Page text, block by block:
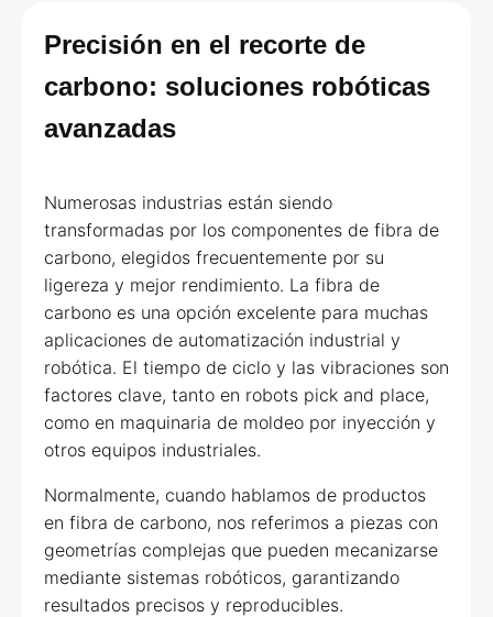
Precisión en el recorte de
carbono: soluciones robóticas
avanzadas
Numerosas industrias están siendo
transformadas por los componentes de fibra de
carbono, elegidos frecuentemente por su
ligereza y mejor rendimiento. La fibra de
carbono es una opción excelente para muchas
aplicaciones de automatización industrial y
robótica. El tiempo de ciclo y las vibraciones son
factores clave, tanto en robots pick and place,
como en maquinaria de moldeo por inyección y
otros equipos industriales.
Normalmente, cuando hablamos de productos
en fibra de carbono, nos referimos a piezas con
geometrías complejas que pueden mecanizarse
mediante sistemas robóticos, garantizando
resultados precisos y reproducibles.